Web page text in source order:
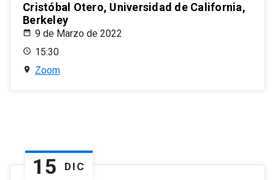
Cristóbal Otero, Universidad de California,
Berkeley
9 de Marzo de 2022
15:30
Zoom
15 DIC